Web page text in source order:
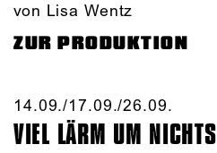
von Lisa Wentz
ZUR PRODUKTION
14.09./​17.09./​26.09.​
VIEL LÄRM UM NICHTS